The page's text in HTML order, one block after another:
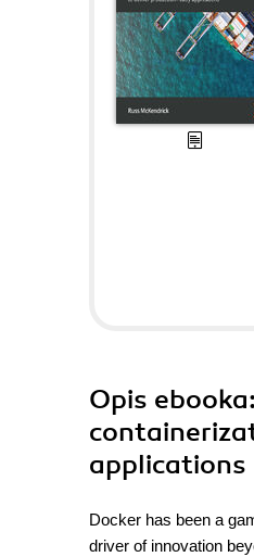
Opis ebooka
Docker has been a
driver of innovation